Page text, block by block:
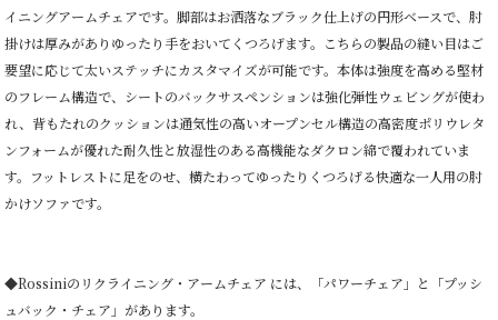
イニングアームチェアです。脚部はお洒落なブラック仕上げの円形ベースで、肘
掛けは厚みがありゆったり手をおいてくつろげます。こちらの製品の縫い目はご
要望に応じて太いステッチにカスタマイズが可能です。本体は強度を高める堅材
のフレーム構造で、シートのバックサスペンションは強化弾性ウェビングが使わ
れ、背もたれのクッションは通気性の高いオープンセル構造の高密度ポリウレタ
ンフォームが優れた耐久性と放湿性のある高機能なダクロン綿で覆われていま
す。フットレストに足をのせ、横たわってゆったりくつろげる快適な一人用の肘
かけソファです。
◆Rossiniのリクライニング・アームチェア には、「パワーチェア」と「プッシ
ュバック・チェア」があります。